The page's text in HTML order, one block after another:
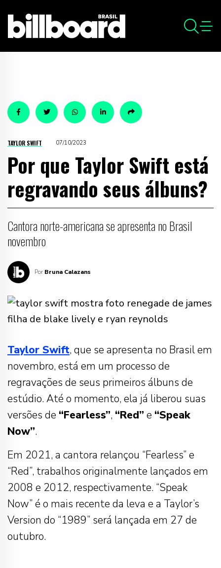
TAYLOR SWIFT 07/10/2023
Por que Taylor Swift está
regravando seus álbuns?
Cantora norte-americana se apresenta no Brasil
novembro
Por Bruna Calazans
Taylor Swift, que se apresenta no Brasil em
novembro, está em um processo de
regravações de seus primeiros álbuns de
estúdio. Até o momento, ela já liberou suas
versões de “Fearless”, “Red” e “Speak
Now”.
Em 2021, a cantora relançou “Fearless” e
“Red”, trabalhos originalmente lançados em
2008 e 2012, respectivamente. “Speak
Now” é o mais recente da leva e a Taylor’s
Version do “1989” será lançada em 27 de
outubro.